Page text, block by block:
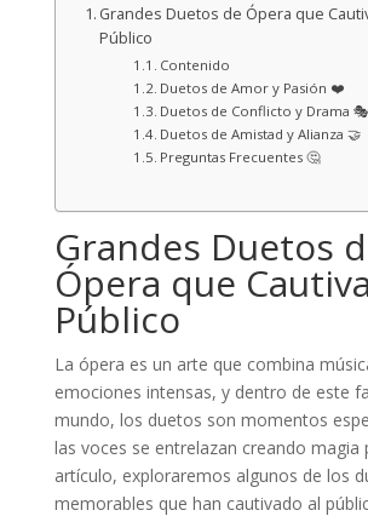
Grandes Duetos de Ópera que
Público
Contenido
Duetos de Amor y Pasión ❤️
Duetos de Conflicto y Drama 🎭
Duetos de Amistad y Alianza 🤝
Preguntas Frecuentes 🤔
Grandes Duetos
Ópera que
Público
La ópera es un arte que combina
emociones intensas, y dentro de este
mundo, los duetos son momentos
las voces se entrelazan creando magia
artículo, exploraremos algunos de los
memorables que han cautivado al